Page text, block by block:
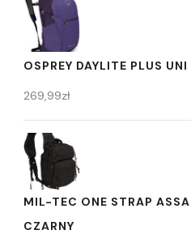
OSPREY DAYLITE PLUS
269,99zł
MIL-TEC ONE STRAP
CZARNY